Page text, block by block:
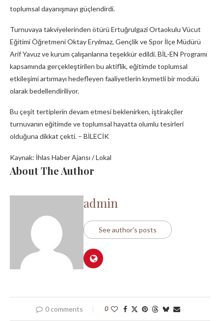
toplumsal dayanışmayı güçlendirdi.
Turnuvaya takviyelerinden ötürü Ertuğrulgazi Ortaokulu Vücut
Eğitimi Öğretmeni Oktay Eryılmaz, Gençlik ve Spor İlçe Müdürü
Arif Yavuz ve kurum çalışanlarına teşekkür edildi. BİL-EN Programı
kapsamında gerçekleştirilen bu aktiflik, eğitimde toplumsal
etkileşimi artırmayı hedefleyen faaliyetlerin kıymetli bir modülü
olarak bedellendiriliyor.
Bu çeşit tertiplerin devam etmesi beklenirken, iştirakçiler
turnuvanın eğitimde ve toplumsal hayatta olumlu tesirleri
olduğuna dikkat çekti. – BİLECİK
Kaynak: İhlas Haber Ajansı / Lokal
About The Author
admin
See author's posts
0 comments 0